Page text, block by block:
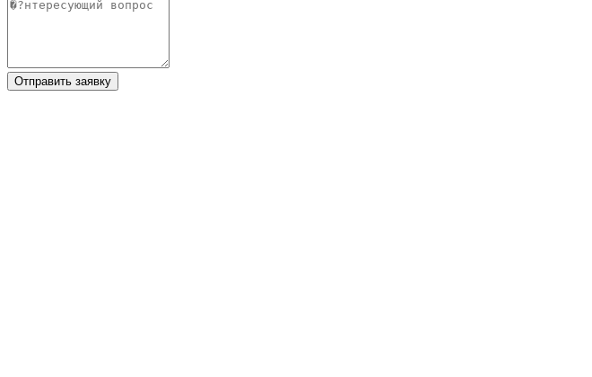
Отправить заявку